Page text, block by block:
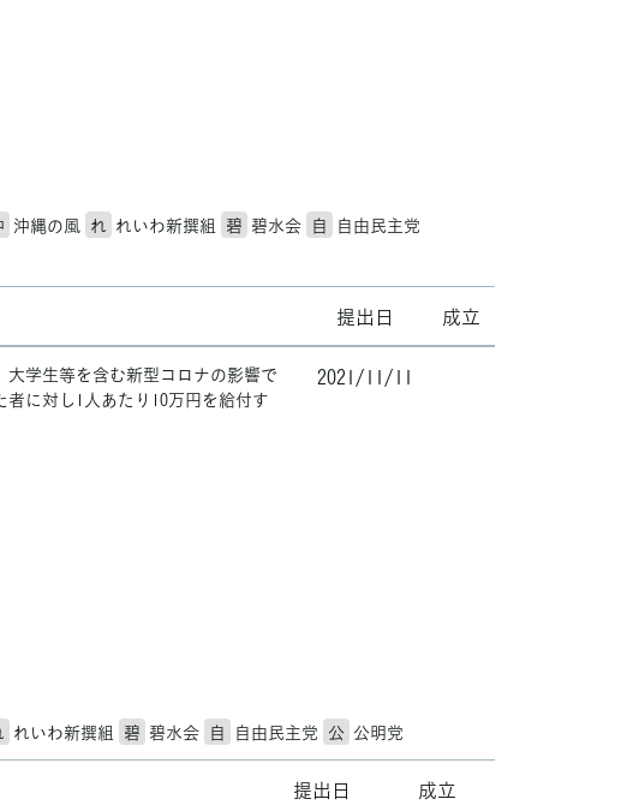
沖縄の風 れ れいわ新撰組 碧 碧水会 自 自由民主党
提出日 成立
大学生等を含む新型コロナの影響で
者に対し1人あたり10万円を給付す
2021/11/11
れいわ新撰組 碧 碧水会 自 自由民主党 公 公明党
提出日 成立